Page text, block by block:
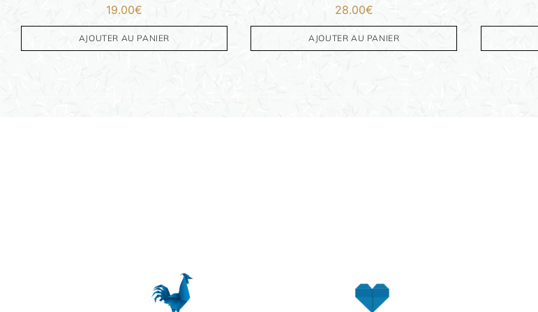
19.00€
AJOUTER AU PANIER
28.00€
AJOUTER AU PANIER
OBJETS PERSONNALISÉS